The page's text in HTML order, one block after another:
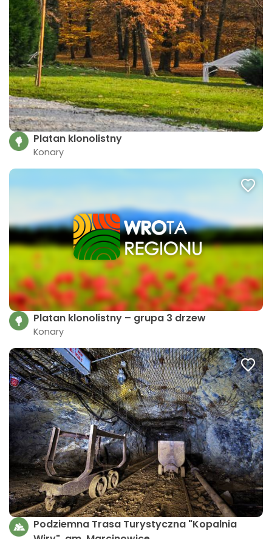
Platan klonolistny
Konary
Platan klonolistny – grupa 3 drzew
Konary
Podziemna Trasa Turystyczna "Kopalnia